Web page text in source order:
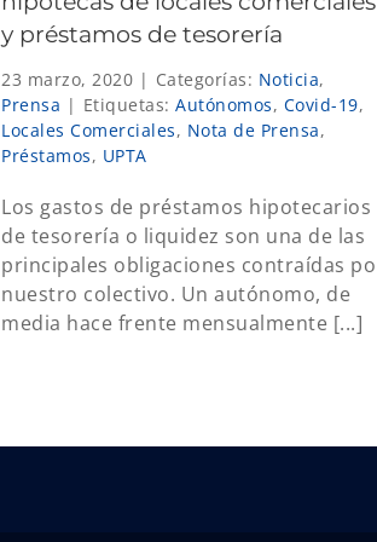
y préstamos de tesorería
23 marzo, 2020 | Categorías: Noticia,
Prensa | Etiquetas: Autónomos, Covid-19,
Locales Comerciales, Nota de Prensa,
Préstamos, UPTA
Los gastos de préstamos hipotecarios
de tesorería o liquidez son una de las
principales obligaciones contraídas
nuestro colectivo. Un autónomo, de
media hace frente mensualmente [...]